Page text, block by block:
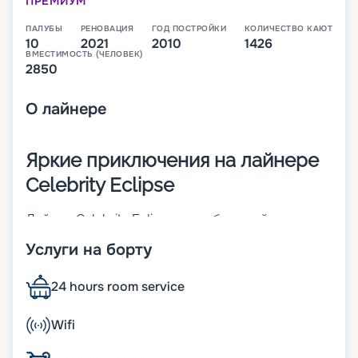
ПАЛУБЫ
10
РЕНОВАЦИЯ
2021
ГОД ПОСТРОЙКИ
2010
КОЛИЧЕСТВО КАЮТ
1426
ВМЕСТИМОСТЬ (ЧЕЛОВЕК)
2850
О лайнере
Яркие приключения на лайнере
Celebrity Eclipse
Лайнер Celebrity Eclipse – это большой 13-
2010 году в немецком городе Папенбург и
на 3145 пассажиров, которые смогут
разместиться в 1425 каютах. Экипаж корабля –
1271 сотрудник. В 2017 году корабль получил 4-е
место в рейтинге Best Cruises Overall среди
Услуги на борту
24 hours room service
Wifi